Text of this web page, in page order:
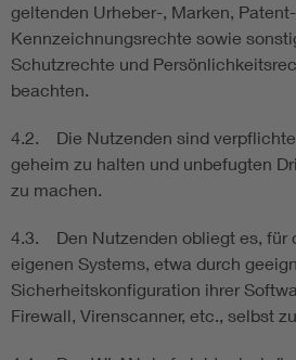
geltenden Urheber-, Marken,
Kennzeichnungsrechte sowie
Schutzrechte und
beachten.
4.2. Die Nutzenden sind
geheim zu halten und unbefugten
zu machen.
4.3. Den Nutzenden obliegt es, für
eigenen Systems, etwa durch
Sicherheitskonfiguration ihrer
Firewall, Virenscanner, etc., selbst